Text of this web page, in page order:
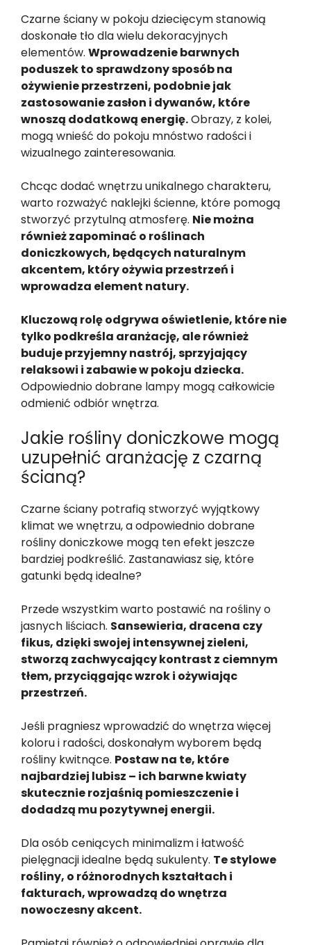
Czarne ściany w pokoju dziecięcym stanowią
doskonałe tło dla wielu dekoracyjnych
elementów. Wprowadzenie barwnych
poduszek to sprawdzony sposób na
ożywienie przestrzeni, podobnie jak
zastosowanie zasłon i dywanów, które
wnoszą dodatkową energię.Obrazy, z kolei,
mogą wnieść do pokoju mnóstwo radości i
wizualnego zainteresowania.
Chcąc dodać wnętrzu unikalnego charakteru,
warto rozważyć naklejki ścienne, które pomogą
stworzyć przytulną atmosferę. Nie można
również zapominać o roślinach
doniczkowych, będących naturalnym
akcentem, który ożywia przestrzeń i
wprowadza element natury.
Kluczową rolę odgrywa oświetlenie, które nie
tylko podkreśla aranżację, ale również
buduje przyjemny nastrój, sprzyjający
relaksowi i zabawie w pokoju dziecka.
Odpowiednio dobrane lampy mogą całkowicie
odmienić odbiór wnętrza.
Jakie rośliny doniczkowe mogą
uzupełnić aranżację z czarną
ścianą?
Czarne ściany potrafią stworzyć wyjątkowy
klimat we wnętrzu, a odpowiednio dobrane
rośliny doniczkowe mogą ten efekt jeszcze
bardziej podkreślić. Zastanawiasz się, które
gatunki będą idealne?
Przede wszystkim warto postawić na rośliny o
jasnych liściach. Sansewieria, dracena czy
fikus, dzięki swojej intensywnej zieleni,
stworzą zachwycający kontrast z ciemnym
tłem, przyciągając wzrok i ożywiając
przestrzeń.
Jeśli pragniesz wprowadzić do wnętrza więcej
koloru i radości, doskonałym wyborem będą
rośliny kwitnące. Postaw na te, które
najbardziej lubisz – ich barwne kwiaty
skutecznie rozjaśnią pomieszczenie i
dodadzą mu pozytywnej energii.
Dla osób ceniących minimalizm i łatwość
pielęgnacji idealne będą sukulenty. Te stylowe
rośliny, o różnorodnych kształtach i
fakturach, wprowadzą do wnętrza
nowoczesny akcent.